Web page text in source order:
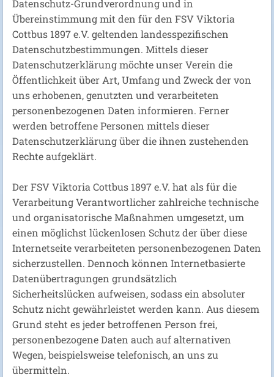
Datenschutz-Grundverordnung und in
Übereinstimmung mit den für den FSV Viktoria
Cottbus 1897 e.V. geltenden landesspezifischen
Datenschutzbestimmungen. Mittels dieser
Datenschutzerklärung möchte unser Verein die
Öffentlichkeit über Art, Umfang und Zweck der von
uns erhobenen, genutzten und verarbeiteten
personenbezogenen Daten informieren. Ferner
werden betroffene Personen mittels dieser
Datenschutzerklärung über die ihnen zustehenden
Rechte aufgeklärt.
Der FSV Viktoria Cottbus 1897 e.V. hat als für die
Verarbeitung Verantwortlicher zahlreiche technische
und organisatorische Maßnahmen umgesetzt, um
einen möglichst lückenlosen Schutz der über diese
Internetseite verarbeiteten personenbezogenen Daten
sicherzustellen. Dennoch können Internetbasierte
Datenübertragungen grundsätzlich
Sicherheitslücken aufweisen, sodass ein absoluter
Schutz nicht gewährleistet werden kann. Aus diesem
Grund steht es jeder betroffenen Person frei,
personenbezogene Daten auch auf alternativen
Wegen, beispielsweise telefonisch, an uns zu
übermitteln.